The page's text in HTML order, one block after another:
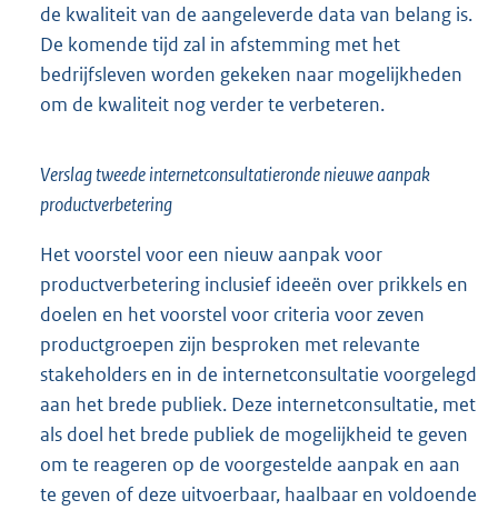
de kwaliteit van de aangeleverde data van belang is.
De komende tijd zal in afstemming met het
bedrijfsleven worden gekeken naar mogelijkheden
om de kwaliteit nog verder te verbeteren.
Verslag tweede internetconsultatieronde nieuwe aanpak
productverbetering
Het voorstel voor een nieuw aanpak voor
productverbetering inclusief ideeën over prikkels en
doelen en het voorstel voor criteria voor zeven
productgroepen zijn besproken met relevante
stakeholders en in de internetconsultatie voorgelegd
aan het brede publiek. Deze internetconsultatie, met
als doel het brede publiek de mogelijkheid te geven
om te reageren op de voorgestelde aanpak en aan
te geven of deze uitvoerbaar, haalbaar en voldoende